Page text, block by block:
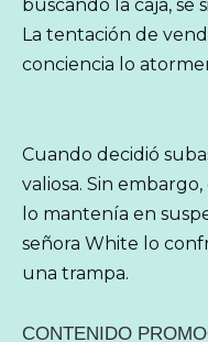
buscando la caja, se
La tentación de
conciencia lo
Cuando decidió
valiosa. Sin
lo mantenía en
señora White lo
una trampa.